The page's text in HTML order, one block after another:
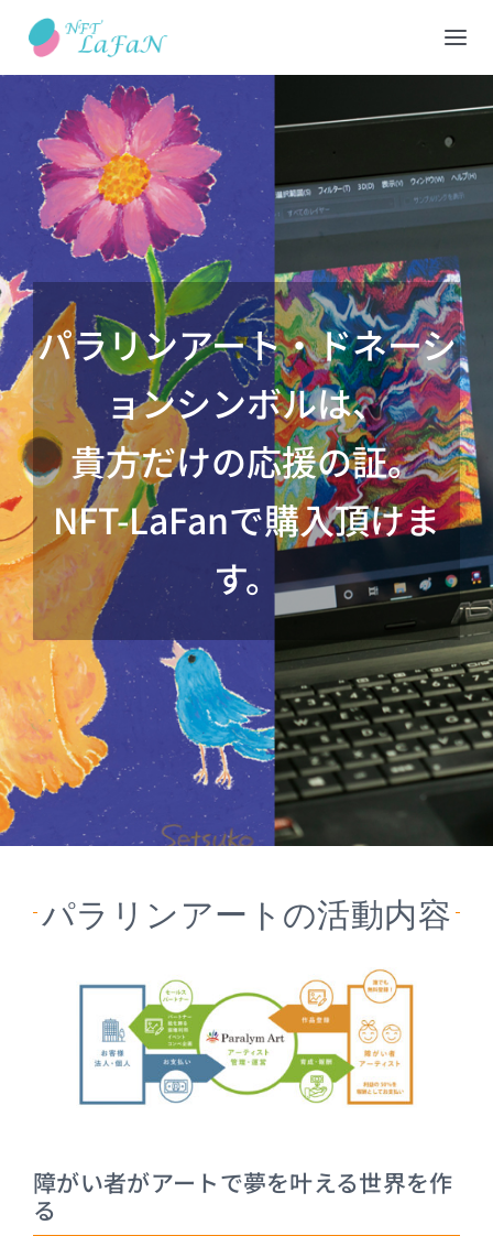
Skip
content
HOME
会社概要
NFTショップ
REDEEM(現物と交換)
出品について
カート
パラリンアート・ドネーシ
ョンシンボルは、
貴方だけの応援の証。
NFT-LaFanで購入頂けま
す。
パラリンアートの活動内容
障がい者がアートで夢を叶える世界を作
る